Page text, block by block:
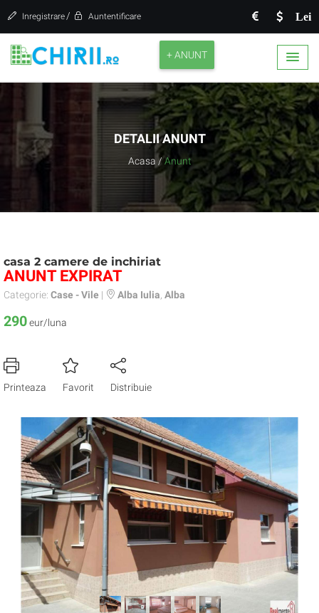
Lei
Inregistrare / Auntentificare
+ ANUNT
DETALII ANUNT
Acasa / Anunt
casa 2 camere de inchiriat
ANUNT EXPIRAT
Categorie: Case - Vile | Alba Iulia Alba
290eur/luna
Printeaza Favorit Distribuie